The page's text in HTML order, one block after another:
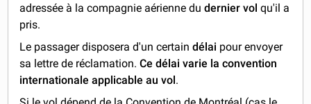
adressée à la compagnie aérienne dudernier volqu'il a
pris.
Le passager disposera d'un certaindélai pour envoyer
sa lettre de réclamation.Ce délai varie la convention
internationale applicable au vol.